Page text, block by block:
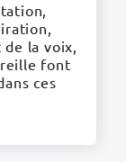
de la voix,
font
ces